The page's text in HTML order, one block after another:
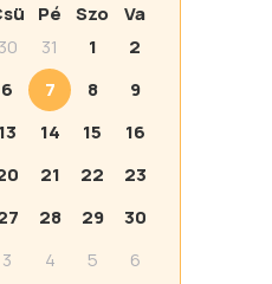
Pé Szo
Va
30 31 1
2
6 7 8
9
13 14 15
16
21 22
23
28 29
30
3 4 5 6